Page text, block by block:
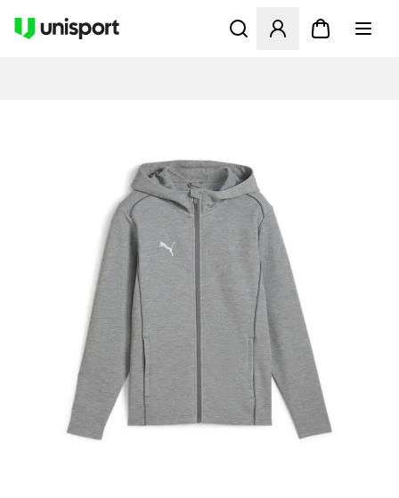
Åbner en Modal til at